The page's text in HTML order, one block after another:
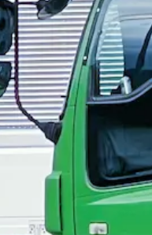
ンクローリー